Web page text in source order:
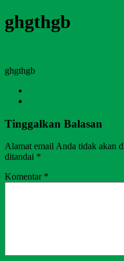
ghgthgb
ghgthgb
Tinggalkan Balasan
Alamat email Anda tidak akan
ditandai *
Komentar *